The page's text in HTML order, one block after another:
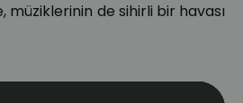
müziklerinin de sihirli bir havası